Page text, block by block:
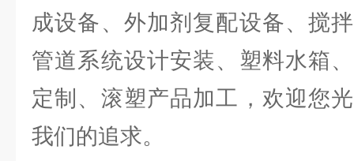
成设备、外加剂复配设备、搅
管道系统设计安装、塑料水箱
定制、滚塑产品加工，欢迎您
我们的追求。